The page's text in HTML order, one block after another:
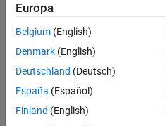
Output Arguments
expand all
dt— Data array
mxSingle *
Europa
Belgium (English)
Denmark (English)
Deutschland (Deutsch)
España (Español)
Finland (English)